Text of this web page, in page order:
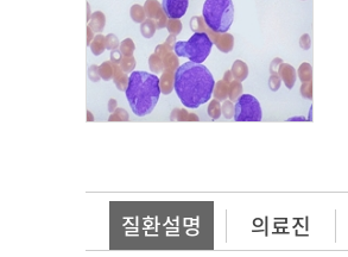
질환설명 의료진